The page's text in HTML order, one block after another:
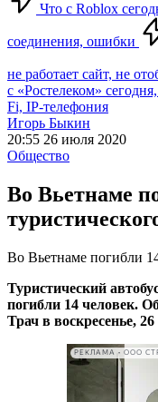
Что с Roblox
соединения, ошибки
не работает сайт, не
с «Ростелеком»
Fi, IP-телефония
Игорь Быкин
20:55 26 июля 2020
Общество
Во Вьетнаме
Во Вьетнаме погибли
Туристический
погибли 14 человек.
Трач в воскресенье,